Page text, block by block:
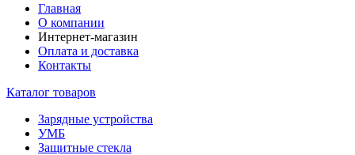
Главная
О компании
Интернет-магазин
Оплата и доставка
Контакты
Каталог товаров
Зарядные устройства
УМБ
Защитные стекла